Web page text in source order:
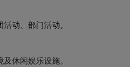
动、部门活动。
休闲娱乐设施。